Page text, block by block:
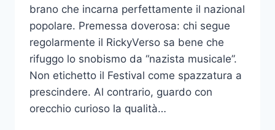
brano che incarna perfettamente il nazional
popolare. Premessa doverosa: chi segue
regolarmente il RickyVerso sa bene che
rifuggo lo snobismo da “nazista musicale”.
Non etichetto il Festival come spazzatura a
prescindere. Al contrario, guardo con
orecchio curioso la qualità…